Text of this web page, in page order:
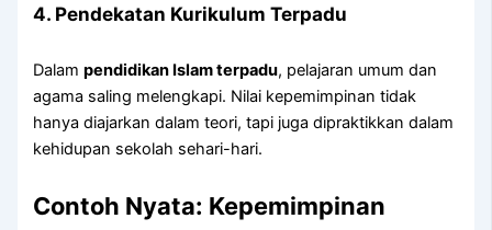
4. Pendekatan Kurikulum Terpadu
Dalampendidikan Islam terpadu, pelajaran umum dan
agama saling melengkapi. Nilai kepemimpinan tidak
hanya diajarkan dalam teori, tapi juga dipraktikkan dalam
kehidupan sekolah sehari-hari.
Contoh Nyata: Kepemimpinan